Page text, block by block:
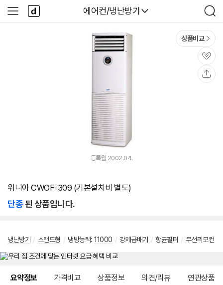
다나와
에어컨/냉난방기
검
색
사
이
다
나
와
상품비교
관
심
등록월 2002.04.
위니아 CWOF-309 (기본설치비 별도)
단종된 상품입니다.
냉난방기 / 스탠드형 / 냉방능력: 11000 / 강제급배기 / 항균필터 / 무선리모컨
요약정보 가격비교 상품정보 의견/리뷰 연관상품